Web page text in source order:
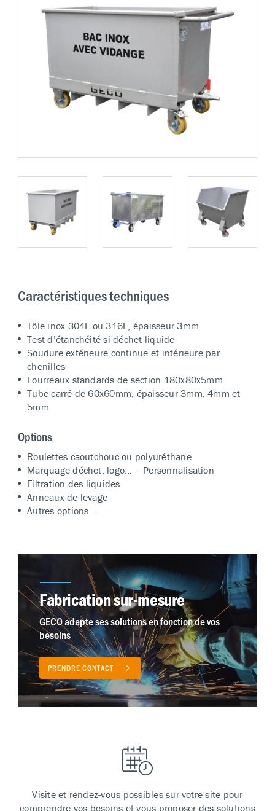
Caractéristiques techniques
Tôle inox 304L ou 316L, épaisseur 3mm
Test d’étanchéité si déchet liquide
Soudure extérieure continue et intérieure par
chenilles
Fourreaux standards de section 180x80x5mm
Tube carré de 60x60mm, épaisseur 3mm, 4mm et
5mm
Options
Roulettes caoutchouc ou polyuréthane
Marquage déchet, logo… – Personnalisation
Filtration des liquides
Anneaux de levage
Autres options…
Fabrication sur-mesure
GECO adapte ses solutions en fonction de vos
besoins
PRENDRE CONTACT
Visite et rendez-vous possibles sur votre site pour
comprendre vos besoins et vous proposer des solutions